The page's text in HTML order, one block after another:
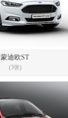
蒙迪欧ST
(3张)